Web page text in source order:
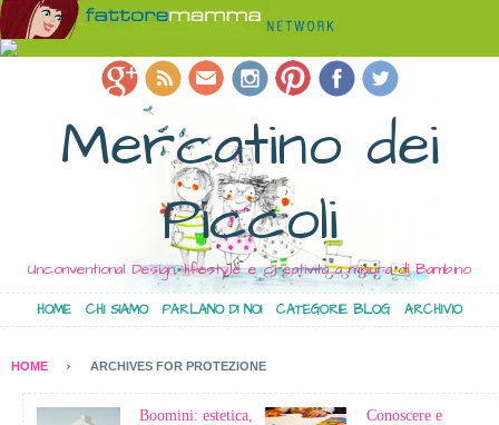
Mercatino dei
Piccoli
Unconventional Design, lifestyle e creatività a misura di Bambino
HOME CHI SIAMO PARLANO DI NOI CATEGORIE BLOG ARCHIVIO
HOME ARCHIVES FOR PROTEZIONE
Boomini: estetica,
Conoscere e